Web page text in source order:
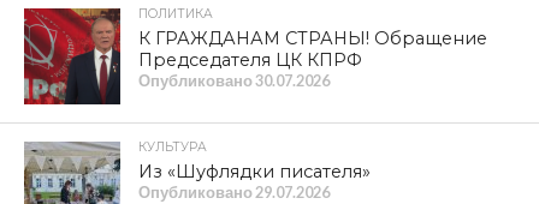
ПОЛИТИКА
К ГРАЖДАНАМ СТРАНЫ! Обращение
Председателя ЦК КПРФ
Опубликовано30.07.2026
КУЛЬТУРА
Из «Шуфлядки писателя»
Опубликовано29.07.2026